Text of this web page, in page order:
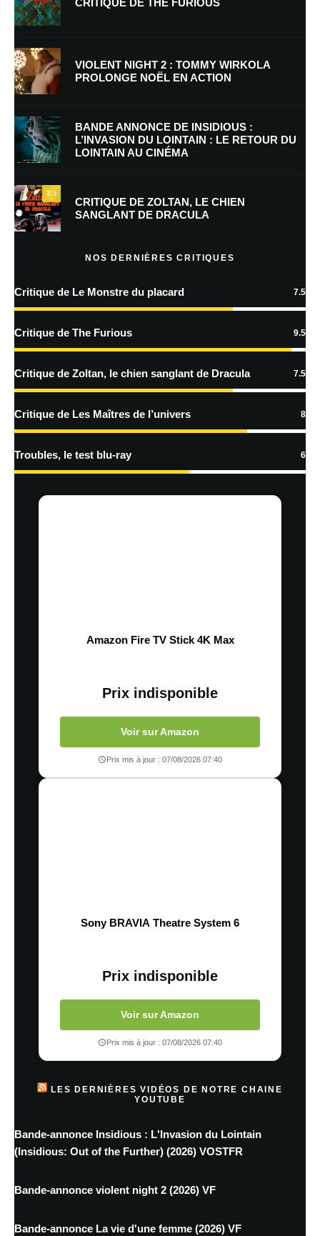
Nom*
E-mail *
Enregistrer mon nom, mon e-mail et mon site dans le navigateur pour
mon prochain commentaire.
plus sur la façon dont les données de vos commentaires sont
VIOLENT NIGHT 2 : TOMMY WIRKOLA
PROLONGE NOËL EN ACTION
BANDE ANNONCE DE INSIDIOUS :
L’INVASION DU LOINTAIN : LE RETOUR DU
LOINTAIN AU CINÉMA
7.5
CRITIQUE DE ZOLTAN, LE CHIEN
SANGLANT DE DRACULA
NOS DERNIÈRES CRITIQUES
Critique de Le Monstre du placard 7.5
Critique de The Furious 9.5
Critique de Zoltan, le chien sanglant de Dracula 7.5
Critique de Les Maîtres de l’univers 8
Troubles, le test blu-ray 6
Amazon Fire TV Stick 4K Max
Prix indisponible
Voir sur Amazon
Prix mis à jour : 07/08/2026 07:40
Sony BRAVIA Theatre System 6
Prix indisponible
Voir sur Amazon
Prix mis à jour : 07/08/2026 07:40
LES DERNIÈRES VIDÉOS DE NOTRE CHAINE
YOUTUBE
Bande-annonce Insidious : L'Invasion du Lointain
(Insidious: Out of the Further) (2026) VOSTFR
Bande-annonce violent night 2 (2026) VF
Bande-annonce La vie d'une femme (2026) VF